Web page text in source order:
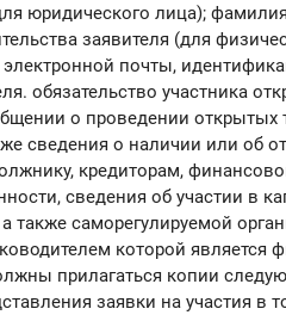
юридического лица);
заявителя (для
электронной почты,
обязательство участника
о проведении открытых
сведения о наличии или об
кредиторам,
сведения об участии в
также саморегулируемой
которой
прилагаться копии
заявки на участия в